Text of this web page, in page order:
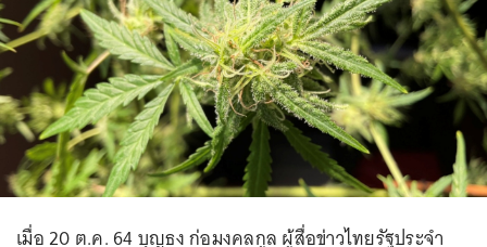
เมื่อ 20 ต.ค. 64 บุญธง ก่อมงคลกูล ผู้สื่อข่าวไทยรัฐประจำ